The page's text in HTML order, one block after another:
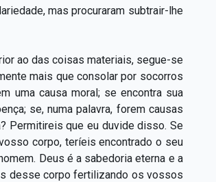
mas procuraram subtrair-lhe
ao das coisas materiais, segue-se
mais que consolar por socorros
uma causa moral; se encontra sua
se, numa palavra, forem causas
Permitireis que eu duvide disso. Se
corpo, teríeis encontrado o seu
Deus é a sabedoria eterna e a
desse corpo fertilizando os vossos